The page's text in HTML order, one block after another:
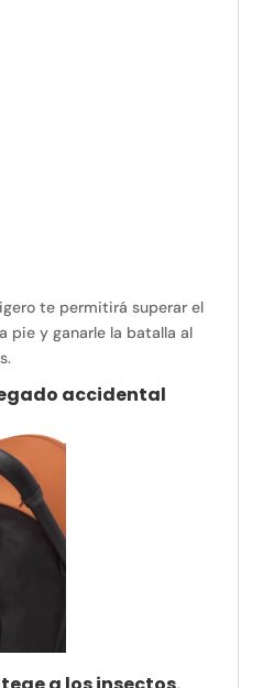
te permitirá superar el
pie y ganarle la batalla al
accidental